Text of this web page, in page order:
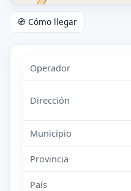
🧭 Cómo llegar
Operador
Dirección
Municipio
Provincia
País